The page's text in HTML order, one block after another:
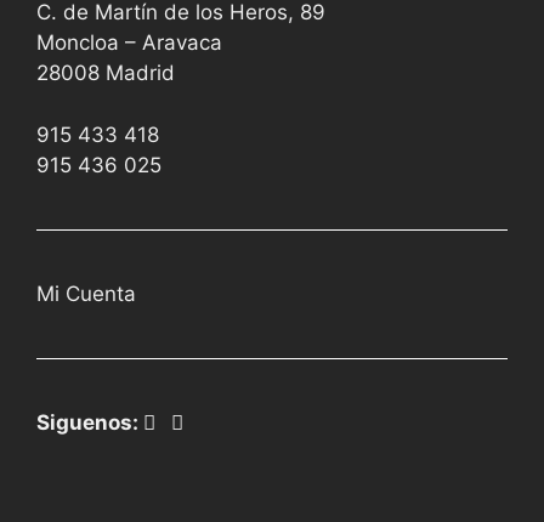
C. de Martín de los Heros, 89
Moncloa – Aravaca
28008 Madrid
915 433 418
915 436 025
Mi Cuenta
Siguenos: